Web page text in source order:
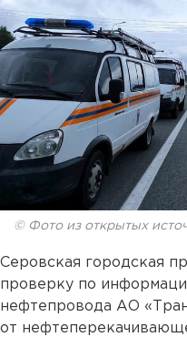
© Фото из открытых
Серовская городская
проверку по
нефтепровода АО
от